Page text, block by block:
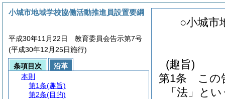
○小城市
(趣旨)
第1条
この
「法」と
小城市地域学校協働活動推進員設置要綱
平成30年11月22日 教育委員会告示第7号
(平成30年12月25日施行)
条項目次
沿革
本則
第1条(趣旨)
第2条(目的)